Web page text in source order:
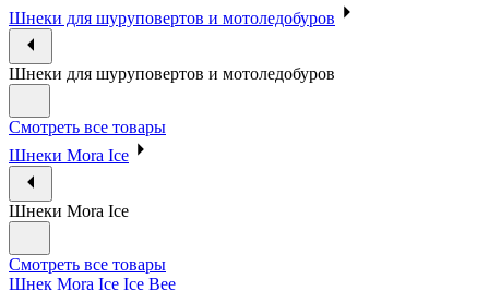
Шнеки для шуруповертов и мотоледобуров
Шнеки для шуруповертов и мотоледобуров
Смотреть все товары
Шнеки Mora Ice
Шнеки Mora Ice
Смотреть все товары
Шнек Mora Ice Ice Bee